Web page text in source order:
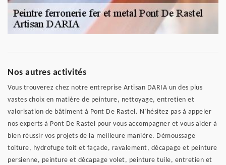
Nos autres activités
Vous trouverez chez notre entreprise Artisan DARIA un des plus
vastes choix en matière de peinture, nettoyage, entretien et
valorisation de bâtiment à Pont De Rastel. N’hésitez pas à appeler
nos experts à Pont De Rastel pour vous accompagner et vous aider à
bien réussir vos projets de la meilleure manière. Démoussage
toiture, hydrofuge toit et façade, ravalement, décapage et peinture
persienne, peinture et décapage volet, peinture tuile, entretien et